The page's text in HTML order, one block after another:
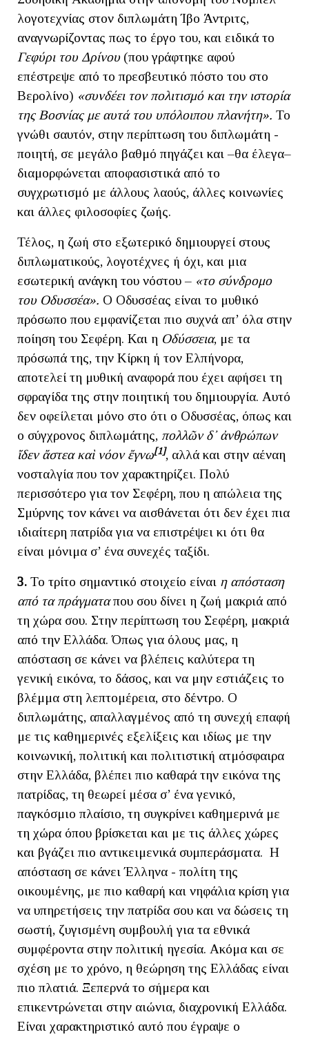
λογοτεχνίας στον διπλωμάτη Ίβο Άντριτς,
αναγνωρίζοντας πως το έργο του, και ειδικά το
Γεφύρι του Δρίνου (που γράφτηκε αφού
επέστρεψε από το πρεσβευτικό πόστο του στο
Βερολίνο) «συνδέει τον πολιτισμό και την ιστορία
της Βοσνίας με αυτά του υπόλοιπου πλανήτη». Το
γνώθι σαυτόν, στην περίπτωση του διπλωμάτη -
ποιητή, σε μεγάλο βαθμό πηγάζει και –θα έλεγα–
διαμορφώνεται αποφασιστικά από το
συγχρωτισμό με άλλους λαούς, άλλες κοινωνίες
και άλλες φιλοσοφίες ζωής.
Τέλος, η ζωή στο εξωτερικό δημιουργεί στους
διπλωματικούς, λογοτέχνες ή όχι, και μια
εσωτερική ανάγκη του νόστου – «το σύνδρομο
του Οδυσσέα». Ο Οδυσσέας είναι το μυθικό
πρόσωπο που εμφανίζεται πιο συχνά απ’ όλα στην
ποίηση του Σεφέρη. Και η Οδύσσεια, με τα
πρόσωπά της, την Κίρκη ή τον Ελπήνορα,
αποτελεί τη μυθική αναφορά που έχει αφήσει τη
σφραγίδα της στην ποιητική του δημιουργία. Αυτό
δεν οφείλεται μόνο στο ότι ο Οδυσσέας, όπως και
ο σύγχρονος διπλωμάτης, πολλῶν δ᾿ ἀνθρώπων
ἴδεν ἄστεα καὶ νόον ἔγνω[1], αλλά και στην αέναη
νοσταλγία που τον χαρακτηρίζει. Πολύ
περισσότερο για τον Σεφέρη, που η απώλεια της
Σμύρνης τον κάνει να αισθάνεται ότι δεν έχει πια
ιδιαίτερη πατρίδα για να επιστρέψει κι ότι θα
είναι μόνιμα σ’ ένα συνεχές ταξίδι.
3. Το τρίτο σημαντικό στοιχείο είναι η απόσταση
από τα πράγματαπου σου δίνει η ζωή μακριά από
τη χώρα σου. Στην περίπτωση του Σεφέρη, μακριά
από την Ελλάδα. Όπως για όλους μας, η
απόσταση σε κάνει να βλέπεις καλύτερα τη
γενική εικόνα, το δάσος, και να μην εστιάζεις το
βλέμμα στη λεπτομέρεια, στο δέντρο. Ο
διπλωμάτης, απαλλαγμένος από τη συνεχή επαφή
με τις καθημερινές εξελίξεις και ιδίως με την
κοινωνική, πολιτική και πολιτιστική ατμόσφαιρα
στην Ελλάδα, βλέπει πιο καθαρά την εικόνα της
πατρίδας, τη θεωρεί μέσα σ’ ένα γενικό,
παγκόσμιο πλαίσιο, τη συγκρίνει καθημερινά με
τη χώρα όπου βρίσκεται και με τις άλλες χώρες
και βγάζει πιο αντικειμενικά συμπεράσματα. Η
απόσταση σε κάνει Έλληνα - πολίτη της
οικουμένης, με πιο καθαρή και νηφάλια κρίση για
να υπηρετήσεις την πατρίδα σου και να δώσεις τη
σωστή, ζυγισμένη συμβουλή για τα εθνικά
συμφέροντα στην πολιτική ηγεσία. Ακόμα και σε
σχέση με το χρόνο, η θεώρηση της Ελλάδας είναι
πιο πλατιά. Ξεπερνά το σήμερα και
επικεντρώνεται στην αιώνια, διαχρονική Ελλάδα.
Είναι χαρακτηριστικό αυτό που έγραψε ο